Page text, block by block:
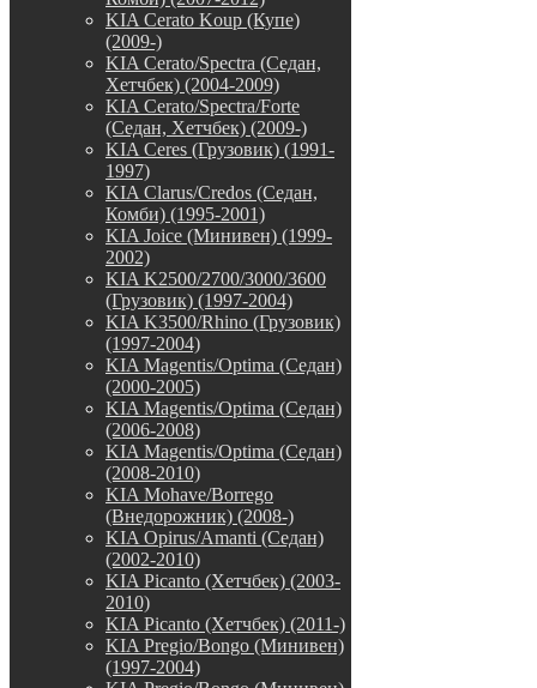
KIA Cerato Koup (Купе)
(2009-)
KIA Cerato/Spectra (Седан,
Хетчбек) (2004-2009)
KIA Cerato/Spectra/Forte
(Седан, Хетчбек) (2009-)
KIA Ceres (Грузовик) (1991-
1997)
KIA Clarus/Credos (Седан,
Комби) (1995-2001)
KIA Joice (Минивен) (1999-
2002)
KIA K2500/2700/3000/3600
(Грузовик) (1997-2004)
KIA K3500/Rhino (Грузовик)
(1997-2004)
KIA Magentis/Optima (Седан)
(2000-2005)
KIA Magentis/Optima (Седан)
(2006-2008)
KIA Magentis/Optima (Седан)
(2008-2010)
KIA Mohave/Borrego
(Внедорожник) (2008-)
KIA Opirus/Amanti (Седан)
(2002-2010)
KIA Picanto (Хетчбек) (2003-
2010)
KIA Picanto (Хетчбек) (2011-)
KIA Pregio/Bongo (Минивен)
(1997-2004)